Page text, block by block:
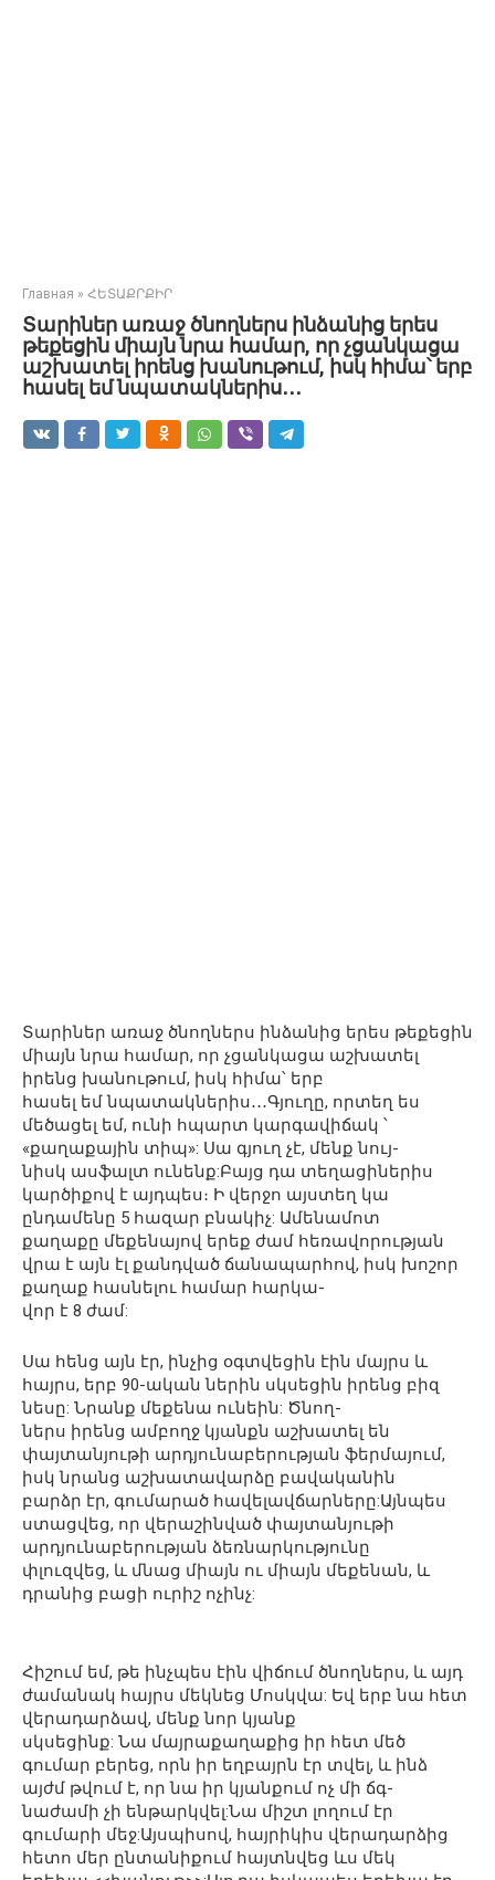
Главная » ՀԵՏԱՔՐՔԻՐ
Տարիներ առաջ ծնողներս ինձանից երես
թեքեցին միայն նրա համար, որ չցանկացա
աշխատել իրենց խանութում, իսկ հիմա՝ երբ
հասել եմ նպատակներիս․․․
Տարիներ առաջ ծնողներս ինձանից երես թեքեցին
միայն նրա համար, որ չցանկացա աշխատել
իրենց խանութում, իսկ հիմա՝ երբ
հասել եմ նպատակներիս․․․Գյուղը, որտեղ ես
մեծացել եմ, ունի հպարտ կարգավիճակ ՝
«քաղաքային տիպ»: Սա գյուղ չէ, մենք նույ-
նիսկ ասֆալտ ունենք:Բայց դա տեղացիներիս
կարծիքով է այդպես։ Ի վերջո այստեղ կա
ընդամենը 5 հազար բնակիչ: Ամենամոտ
քաղաքը մեքենայով երեք ժամ հեռավորության
վրա է այն էլ քանդված ճանապարհով, իսկ խոշոր
քաղաք հասնելու համար հարկա-
վոր է 8 ժամ:
Սա հենց այն էր, ինչից օգտվեցին էին մայրս և
հայրս, երբ 90-ական ներին սկսեցին իրենց բիզ
նեսը: Նրանք մեքենա ունեին: Ծնող-
ներս իրենց ամբողջ կյանքն աշխատել են
փայտանյութի արդյունաբերության ֆերմայում,
իսկ նրանց աշխատավարձը բավականին
բարձր էր, գումարած հավելավճարները:Այնպես
ստացվեց, որ վերաշինված փայտանյութի
արդյունաբերության ձեռնարկությունը
փլուզվեց, և մնաց միայն ու միայն մեքենան, և
դրանից բացի ուրիշ ոչինչ:
Հիշում եմ, թե ինչպես էին վիճում ծնողներս, և այդ
ժամանակ հայրս մեկնեց Մոսկվա: Եվ երբ նա հետ
վերադարձավ, մենք նոր կյանք
սկսեցինք: Նա մայրաքաղաքից իր հետ մեծ
գումար բերեց, որն իր եղբայրն էր տվել, և ինձ
այժմ թվում է, որ նա իր կյանքում ոչ մի ճգ-
նաժամի չի ենթարկվել:Նա միշտ լողում էր
գումարի մեջ:Այսպիսով, հայրիկիս վերադարձից
հետո մեր ընտանիքում հայտնվեց ևս մեկ